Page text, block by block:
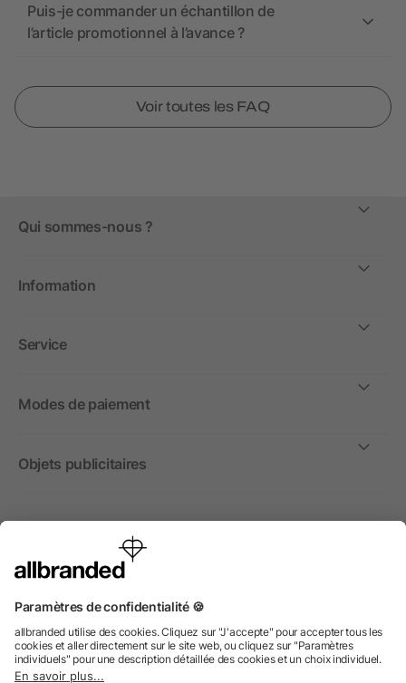
Puis-je commander un échantillon de
l’article promotionnel à l’avance ?
Voir toutes les FAQ
Qui sommes-nous ?
Information
Service
Modes de paiement
Objets publicitaires
International